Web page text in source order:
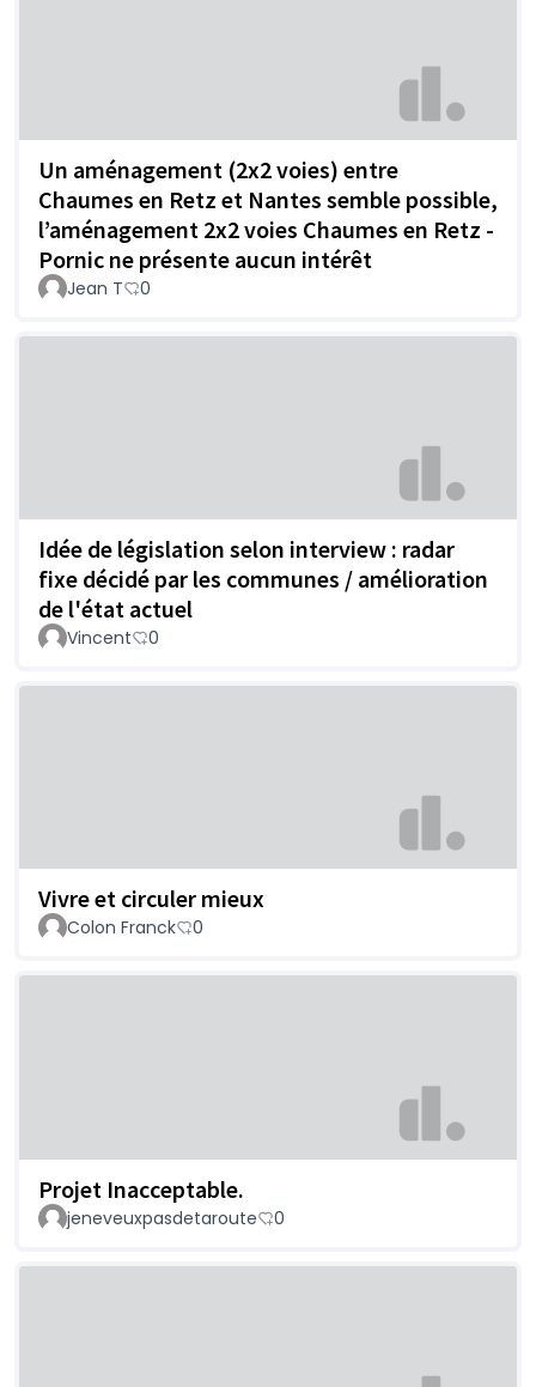
Un aménagement (2x2 voies) entre
Chaumes en Retz et Nantes semble possible,
l’aménagement 2x2 voies Chaumes en Retz -
Pornic ne présente aucun intérêt
Jean T 0
Idée de législation selon interview : radar
fixe décidé par les communes / amélioration
de l'état actuel
Vincent 0
Vivre et circuler mieux
Colon Franck 0
Projet Inacceptable.
jeneveuxpasdetaroute 0